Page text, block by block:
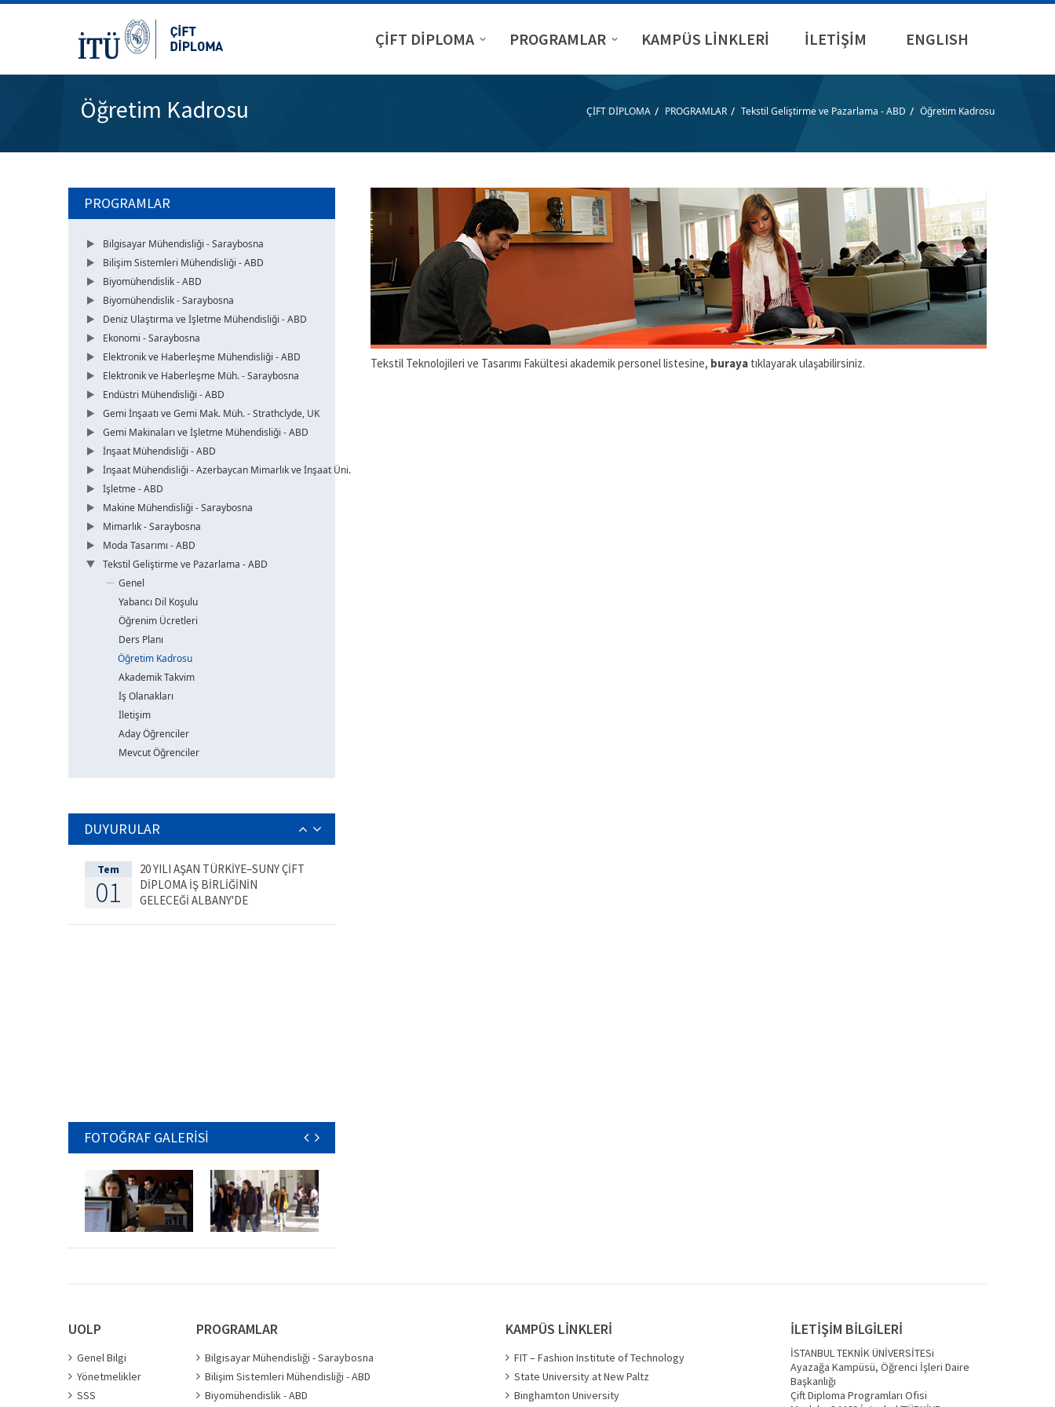
ENGLISH
ÇİFT DİPLOMA PROGRAMLAR KAMPÜS LİNKLERİ İLETİŞİM
Öğretim Kadrosu ÇİFT DİPLOMA / PROGRAMLAR / Tekstil Geliştirme ve Pazarlama - ABD / Öğretim Kadrosu
PROGRAMLAR
Bilgisayar Mühendisliği - Saraybosna
Bilişim Sistemleri Mühendisliği - ABD
Biyomühendislik - ABD
Biyomühendislik - Saraybosna
Deniz Ulaştırma ve İşletme Mühendisliği - ABD
Ekonomi - Saraybosna
Elektronik ve Haberleşme Mühendisliği - ABD
Elektronik ve Haberleşme Müh. - Saraybosna
Endüstri Mühendisliği - ABD
Gemi İnşaatı ve Gemi Mak. Müh. - Strathclyde, UK
Gemi Makinaları ve İşletme Mühendisliği - ABD
İnşaat Mühendisliği - ABD
İnşaat Mühendisliği - Azerbaycan Mimarlık ve İnşaat Üni.
İşletme - ABD
Makine Mühendisliği - Saraybosna
Mimarlık - Saraybosna
Moda Tasarımı - ABD
Tekstil Geliştirme ve Pazarlama - ABD
Genel
Yabancı Dil Koşulu
Öğrenim Ücretleri
Ders Planı
Öğretim Kadrosu
Akademik Takvim
İş Olanakları
İletişim
Aday Öğrenciler
Mevcut Öğrenciler
DUYURULAR
Tem
01
20 YILI AŞAN TÜRKİYE–SUNY ÇİFT
DİPLOMA İŞ BİRLİĞİNİN
GELECEĞİ ALBANY'DE
FOTOĞRAF GALERİSİ
Tekstil Teknolojileri ve Tasarımı Fakültesi akademik personel listesine, buraya tıklayarak ulaşabilirsiniz.
UOLP
Genel Bilgi
Yönetmelikler
SSS
PROGRAMLAR
Bilgisayar Mühendisliği - Saraybosna
Bilişim Sistemleri Mühendisliği - ABD
Biyomühendislik - ABD
KAMPÜS LİNKLERİ
FIT – Fashion Institute of Technology
State University at New Paltz
Binghamton University
İLETİŞİM BİLGİLERİ
İSTANBUL TEKNİK ÜNİVERSİTESi
Ayazağa Kampüsü, Öğrenci İşleri Daire
Başkanlığı
Çift Diploma Programları Ofisi